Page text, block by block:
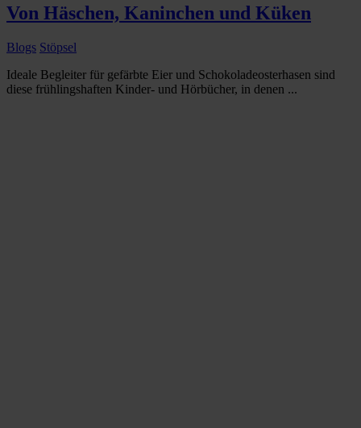
Von Häschen, Kaninchen und Küken
Blogs Stöpsel
Ideale Begleiter für gefärbte Eier und Schokoladeosterhasen sind
diese frühlingshaften Kinder- und Hörbücher, in denen ...